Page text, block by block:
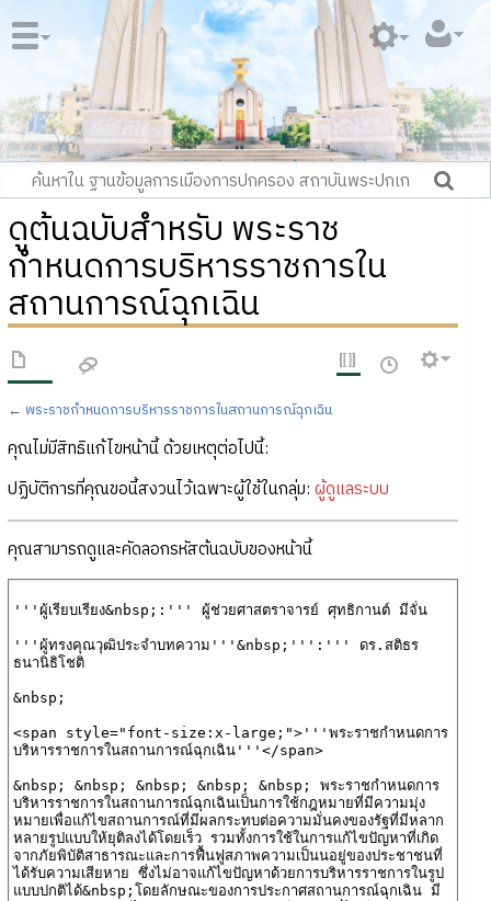
ดูต้นฉบับสำหรับ พระราช
กำหนดการบริหารราชการใน
สถานการณ์ฉุกเฉิน
← พระราชกำหนดการบริหารราชการในสถานการณ์ฉุกเฉิน
คุณไม่มีสิทธิแก้ไขหน้านี้ ด้วยเหตุต่อไปนี้:
ปฏิบัติการที่คุณขอนี้สงวนไว้เฉพาะผู้ใช้ในกลุ่ม: ผู้ดูแลระบบ
คุณสามารถดูและคัดลอกรหัสต้นฉบับของหน้านี้